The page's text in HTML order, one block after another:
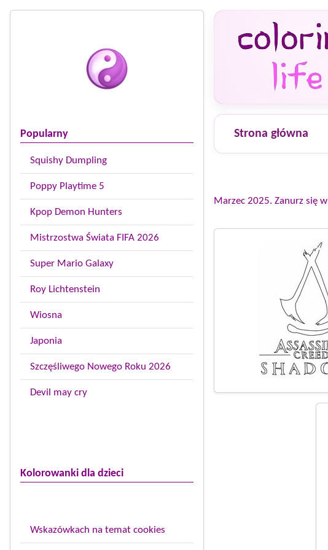
Popularny
Squishy Dumpling
Poppy Playtime 5
Kpop Demon Hunters
Mistrzostwa Świata FIFA 2026
Super Mario Galaxy
Roy Lichtenstein
Wiosna
Japonia
Szczęśliwego Nowego Roku 2026
Devil may cry
Kolorowanki dla dzieci
Wskazówkach na temat cookies
Strona główna
Marzec 2025. Zanurz się